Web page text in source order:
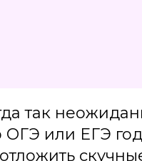
так
ОГЭ или ЕГЭ